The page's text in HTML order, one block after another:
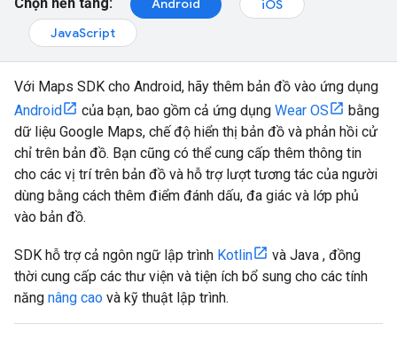
Android
iOS
JavaScript
Với Maps SDK cho Android, hãy thêm bản đồ vào ứng dụng
Android
của bạn, bao gồm cả ứng dụng Wear OS
bằng
dữ liệu Google Maps, chế độ hiển thị bản đồ và phản hồi cử
chỉ trên bản đồ. Bạn cũng có thể cung cấp thêm thông tin
cho các vị trí trên bản đồ và hỗ trợ lượt tương tác của người
dùng bằng cách thêm điểm đánh dấu, đa giác và lớp phủ
vào bản đồ.
SDK hỗ trợ cả ngôn ngữ lập trình Kotlin
và Java , đồng
thời cung cấp các thư viện và tiện ích bổ sung cho các tính
năng nâng cao và kỹ thuật lập trình.